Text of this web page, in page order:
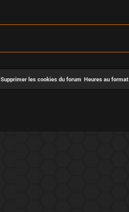
Heures au format
Supprimer les cookies du forum